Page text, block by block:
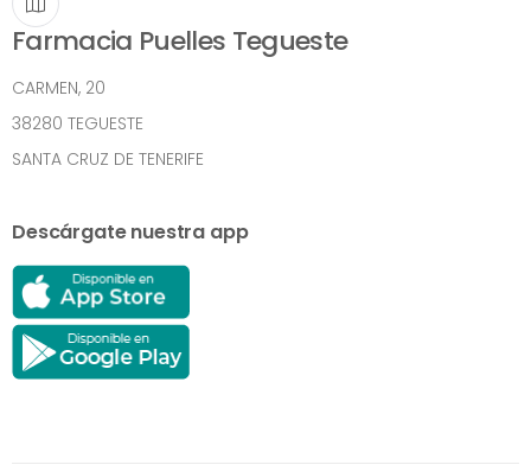
Farmacia Puelles Tegueste
CARMEN, 20
38280 TEGUESTE
SANTA CRUZ DE TENERIFE
Descárgate nuestra app